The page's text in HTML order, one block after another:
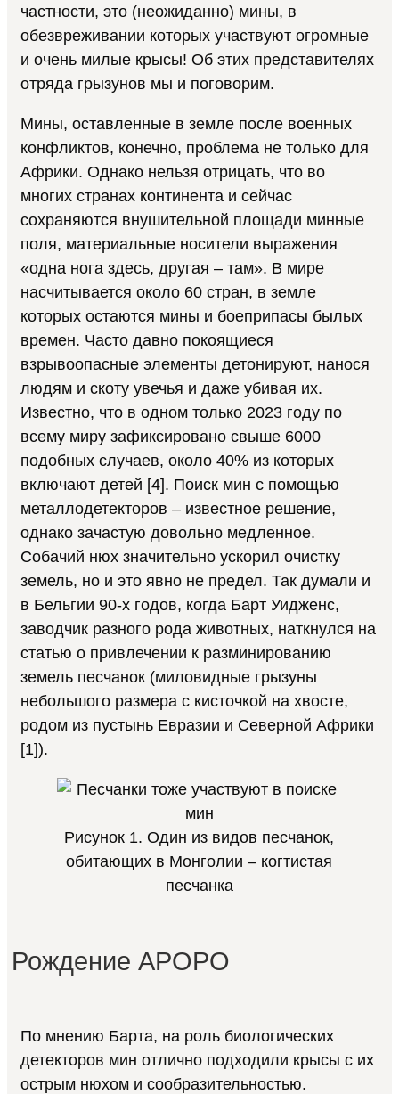
частности, это (неожиданно) мины, в
обезвреживании которых участвуют огромные
и очень милые крысы! Об этих представителях
отряда грызунов мы и поговорим.
Мины, оставленные в земле после военных
конфликтов, конечно, проблема не только для
Африки. Однако нельзя отрицать, что во
многих странах континента и сейчас
сохраняются внушительной площади минные
поля, материальные носители выражения
«одна нога здесь, другая – там». В мире
насчитывается около 60 стран, в земле
которых остаются мины и боеприпасы былых
времен. Часто давно покоящиеся
взрывоопасные элементы детонируют, нанося
людям и скоту увечья и даже убивая их.
Известно, что в одном только 2023 году по
всему миру зафиксировано свыше 6000
подобных случаев, около 40% из которых
включают детей [4]. Поиск мин с помощью
металлодетекторов – известное решение,
однако зачастую довольно медленное.
Собачий нюх значительно ускорил очистку
земель, но и это явно не предел. Так думали и
в Бельгии 90-х годов, когда Барт Уидженс,
заводчик разного рода животных, наткнулся на
статью о привлечении к разминированию
земель песчанок (миловидные грызуны
небольшого размера с кисточкой на хвосте,
родом из пустынь Евразии и Северной Африки
[1]).
Рисунок 1. Один из видов песчанок,
обитающих в Монголии – когтистая
песчанка
Рождение APOPO
По мнению Барта, на роль биологических
детекторов мин отлично подходили крысы с их
острым нюхом и сообразительностью.